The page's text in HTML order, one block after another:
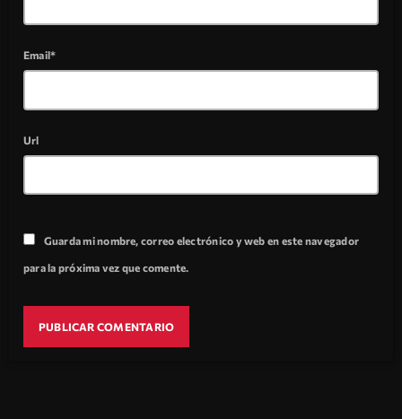
Email*
Url
Guarda mi nombre, correo electrónico y web en este navegador
para la próxima vez que comente.